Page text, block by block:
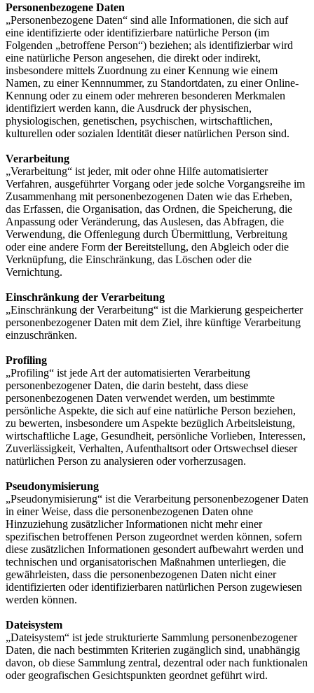
Personenbezogene Daten
„Personenbezogene Daten“ sind alle Informationen, die sich auf
eine identifizierte oder identifizierbare natürliche Person (im
Folgenden „betroffene Person“) beziehen; als identifizierbar wird
eine natürliche Person angesehen, die direkt oder indirekt,
insbesondere mittels Zuordnung zu einer Kennung wie einem
Namen, zu einer Kennnummer, zu Standortdaten, zu einer Online-
Kennung oder zu einem oder mehreren besonderen Merkmalen
identifiziert werden kann, die Ausdruck der physischen,
physiologischen, genetischen, psychischen, wirtschaftlichen,
kulturellen oder sozialen Identität dieser natürlichen Person sind.
Verarbeitung
„Verarbeitung“ ist jeder, mit oder ohne Hilfe automatisierter
Verfahren, ausgeführter Vorgang oder jede solche Vorgangsreihe im
Zusammenhang mit personenbezogenen Daten wie das Erheben,
das Erfassen, die Organisation, das Ordnen, die Speicherung, die
Anpassung oder Veränderung, das Auslesen, das Abfragen, die
Verwendung, die Offenlegung durch Übermittlung, Verbreitung
oder eine andere Form der Bereitstellung, den Abgleich oder die
Verknüpfung, die Einschränkung, das Löschen oder die
Vernichtung.
Einschränkung der Verarbeitung
„Einschränkung der Verarbeitung“ ist die Markierung gespeicherter
personenbezogener Daten mit dem Ziel, ihre künftige Verarbeitung
einzuschränken.
Profiling
„Profiling“ ist jede Art der automatisierten Verarbeitung
personenbezogener Daten, die darin besteht, dass diese
personenbezogenen Daten verwendet werden, um bestimmte
persönliche Aspekte, die sich auf eine natürliche Person beziehen,
zu bewerten, insbesondere um Aspekte bezüglich Arbeitsleistung,
wirtschaftliche Lage, Gesundheit, persönliche Vorlieben, Interessen,
Zuverlässigkeit, Verhalten, Aufenthaltsort oder Ortswechsel dieser
natürlichen Person zu analysieren oder vorherzusagen.
Pseudonymisierung
„Pseudonymisierung“ ist die Verarbeitung personenbezogener Daten
in einer Weise, dass die personenbezogenen Daten ohne
Hinzuziehung zusätzlicher Informationen nicht mehr einer
spezifischen betroffenen Person zugeordnet werden können, sofern
diese zusätzlichen Informationen gesondert aufbewahrt werden und
technischen und organisatorischen Maßnahmen unterliegen, die
gewährleisten, dass die personenbezogenen Daten nicht einer
identifizierten oder identifizierbaren natürlichen Person zugewiesen
werden können.
Dateisystem
„Dateisystem“ ist jede strukturierte Sammlung personenbezogener
Daten, die nach bestimmten Kriterien zugänglich sind, unabhängig
davon, ob diese Sammlung zentral, dezentral oder nach funktionalen
oder geografischen Gesichtspunkten geordnet geführt wird.